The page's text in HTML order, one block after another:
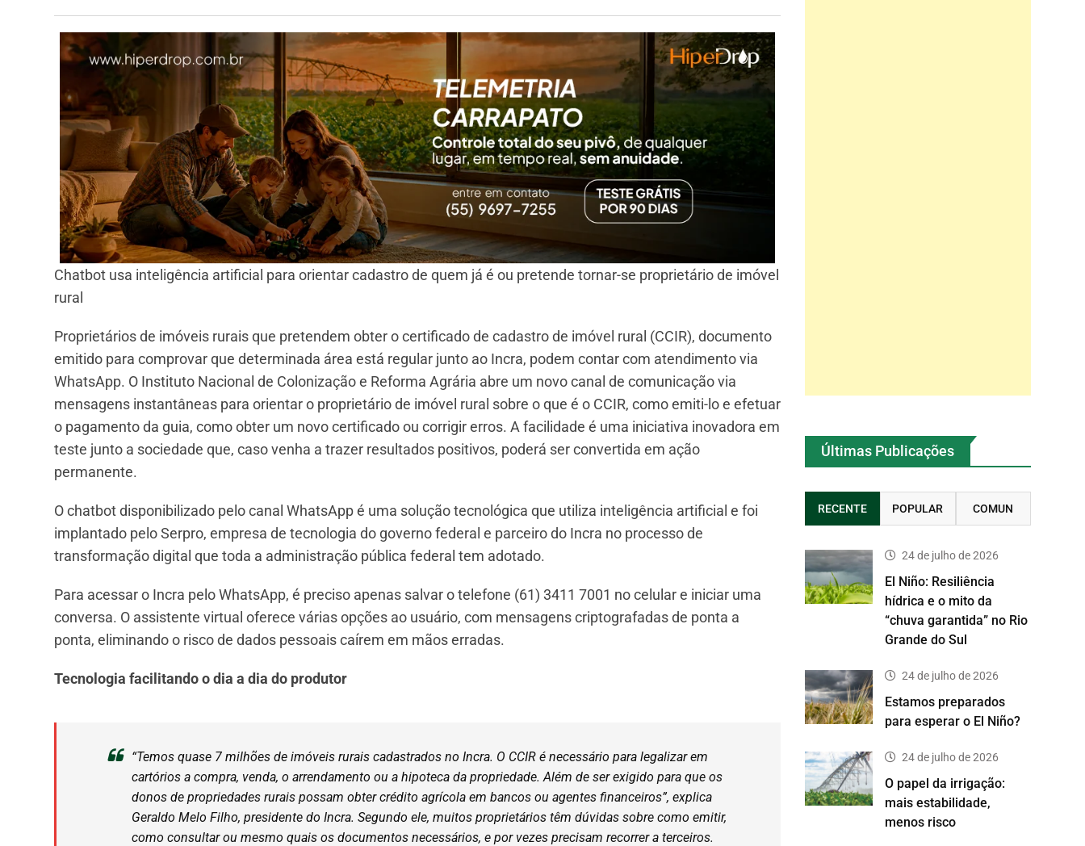
Chatbot usa inteligência artificial para orientar cadastro de quem já é ou pretende tornar-se proprietário de imóvel
rural
Proprietários de imóveis rurais que pretendem obter o certificado de cadastro de imóvel rural (CCIR), documento
emitido para comprovar que determinada área está regular junto ao Incra, podem contar com atendimento via
WhatsApp. O Instituto Nacional de Colonização e Reforma Agrária abre um novo canal de comunicação via
mensagens instantâneas para orientar o proprietário de imóvel rural sobre o que é o CCIR, como emiti-lo e efetuar
o pagamento da guia, como obter um novo certificado ou corrigir erros. A facilidade é uma iniciativa inovadora em
teste junto a sociedade que, caso venha a trazer resultados positivos, poderá ser convertida em ação
permanente.
O chatbot disponibilizado pelo canal WhatsApp é uma solução tecnológica que utiliza inteligência artificial e foi
implantado pelo Serpro, empresa de tecnologia do governo federal e parceiro do Incra no processo de
transformação digital que toda a administração pública federal tem adotado.
Para acessar o Incra pelo WhatsApp, é preciso apenas salvar o telefone (61) 3411 7001 no celular e iniciar uma
conversa. O assistente virtual oferece várias opções ao usuário, com mensagens criptografadas de ponta a
ponta, eliminando o risco de dados pessoais caírem em mãos erradas.
Tecnologia facilitando o dia a dia do produtor
“Temos quase 7 milhões de imóveis rurais cadastrados no Incra. O CCIR é necessário para legalizar em
cartórios a compra, venda, o arrendamento ou a hipoteca da propriedade. Além de ser exigido para que os
donos de propriedades rurais possam obter crédito agrícola em bancos ou agentes financeiros”, explica
Geraldo Melo Filho, presidente do Incra. Segundo ele, muitos proprietários têm dúvidas sobre como emitir,
como consultar ou mesmo quais os documentos necessários, e por vezes precisam recorrer a terceiros.
Últimas Publicações
RECENTE POPULAR COMUN
24 de julho de 2026
El Niño: Resiliência
hídrica e o mito da
“chuva garantida” no Rio
Grande do Sul
24 de julho de 2026
Estamos preparados
para esperar o El Niño?
24 de julho de 2026
O papel da irrigação:
mais estabilidade,
menos risco